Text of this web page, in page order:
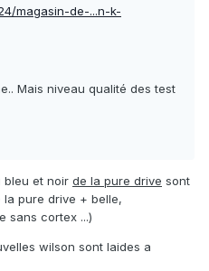
magasin-de-...n-k-
Mais niveau qualité des test
bleu et noir de la pure drive sont
la pure drive + belle,
sans cortex ...)
wilson sont laides a